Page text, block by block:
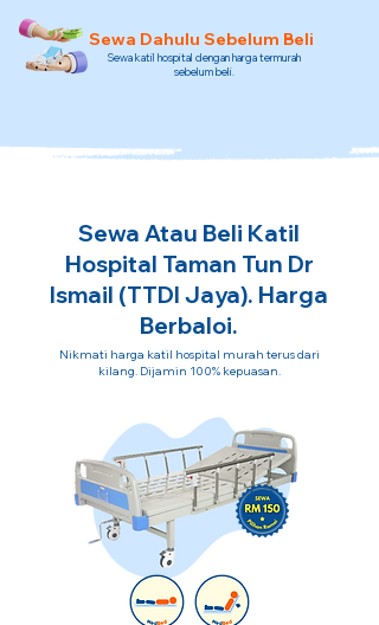
Sewa Dahulu Sebelum Beli
Sewa katil hospital dengan harga termurah
sebelum beli.
Sewa Atau Beli Katil
Hospital Taman Tun Dr
Ismail (TTDI Jaya). Harga
Berbaloi.
Nikmati harga katil hospital murah terus dari
kilang. Dijamin 100% kepuasan.